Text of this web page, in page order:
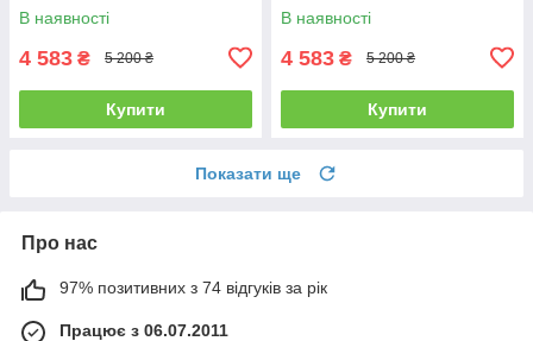
В наявності
4 583 ₴ 5 200 ₴
Купити
В наявності
4 583 ₴ 5 200 ₴
Купити
Показати ще
Про нас
97% позитивних з 74 відгуків за рік
Працює з 06.07.2011